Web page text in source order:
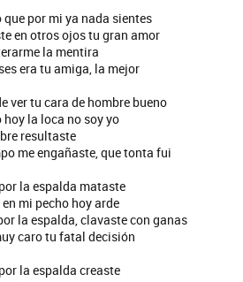
que por mi ya nada sientes
en otros ojos tu gran amor
la mentira
era tu amiga, la mejor
ver tu cara de hombre bueno
hoy la loca no soy yo
resultaste
me engañaste, que tonta fui
la espalda mataste
mi pecho hoy arde
la espalda, clavaste con ganas
caro tu fatal decisión
la espalda creaste